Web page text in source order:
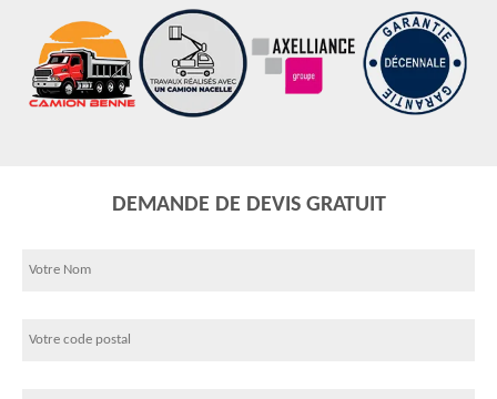
DEMANDE DE DEVIS GRATUIT